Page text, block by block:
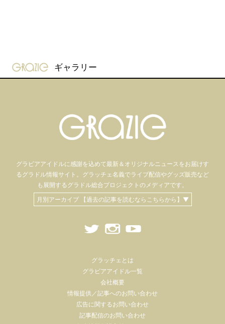
gravure-grazie
ギャラリー
グラビアアイドルに感謝を込めて最新＆オリジナルニュースをお届けす
るグラドル情報サイト。 グラッチェ名義でライブ配信やグッズ販売など
も 展開するグラドル総合プロジェクトのメディアです。
月別アーカイブ 【過去の記事を読むならこちらから】▼
グラッチェとは
グラビアアイドル一覧
会社概要
情報提供／記事へのお問い合わせ
広告に関するお問い合わせ
記事配信のお問い合わせ